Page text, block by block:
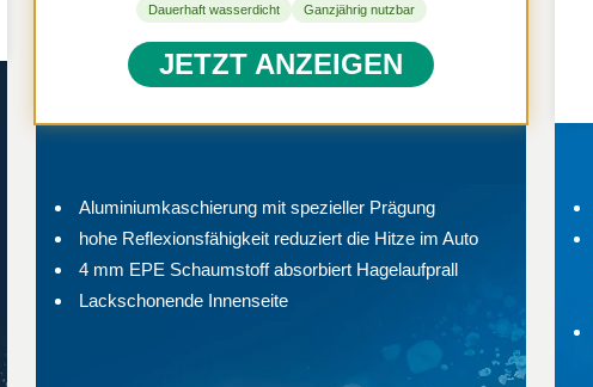
Dauerhaft wasserdicht Ganzjährig nutzbar
JETZT ANZEIGEN
Aluminiumkaschierung mit spezieller Prägung
hohe Reflexionsfähigkeit reduziert die Hitze im Auto
4 mm EPE Schaumstoff absorbiert Hagelaufprall
Lackschonende Innenseite